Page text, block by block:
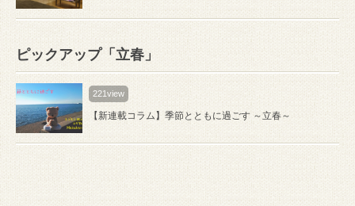
ピックアップ「立春」
221view
【新連載コラム】季節とともに過ごす ～立春～